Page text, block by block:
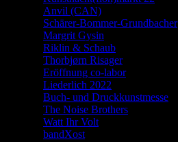
Anvil (CAN)
Schärer-Bommer-Grundbacher
Margrit Gysin
Riklin & Schaub
Thorbjørn Risager
Eröffnung co-labor
Liederlich 2022
Buch- und Druckkunstmesse
The Noise Brothers
Watt Ihr Volt
bandXost